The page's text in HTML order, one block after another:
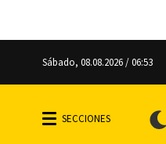
Sábado, 08.08.2026 / 06:53